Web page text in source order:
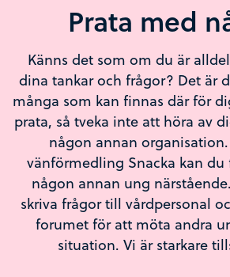
Prata med
Känns det som om du är
dina tankar och frågor? Det är
många som kan finnas där för
prata, så tveka inte att höra av
någon annan
vänförmedling Snacka kan
någon annan ung
skriva frågor till vårdpersonal
forumet för att möta andra
situation. Vi är starkare